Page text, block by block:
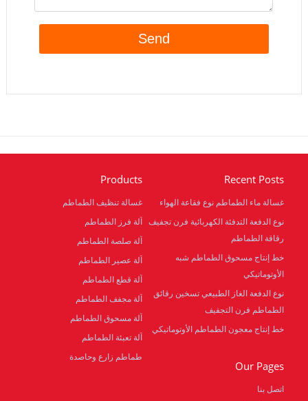
Products
غسالة تنظيف الطماطم
آلة فرز الطماطم
آلة صلصة الطماطم
آلة عصير الطماطم
آلة قطع الطماطم
آلة مجفف الطماطم
آلة مسحوق الطماطم
آلة تعبئة الطماطم
طماطم زارع وحاصدة
Recent Posts
غسالة ماء الطماطم نوع فقاعة الهواء
نوع الدفعة التدفئة الكهربائية فرن تجفيف
رقاقة الطماطم
خط إنتاج مسحوق الطماطم شبه
الأوتوماتيكي
نوع الدفعة الغاز الطبيعي تسخين رقائق
الطماطم فرن التجفيف
خط إنتاج معجون الطماطم الأوتوماتيكي
Our Pages
اتصل بنا